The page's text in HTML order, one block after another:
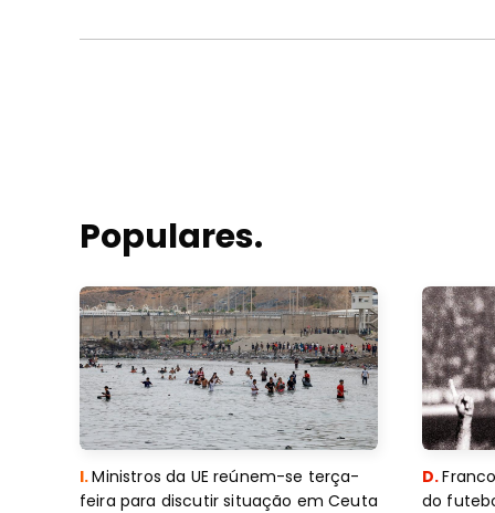
Populares.
I.Ministros da UE reúnem-se terça-
feira para discutir situação em Ceuta
D.
do